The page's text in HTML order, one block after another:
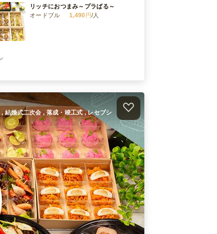
リッチにおつまみ～プラばる～
オードブル
1,490 円/人
ボリュームデルマールケータリング
ケータリング 2,290 /人
ちょこっとおつまみ～ばる～ケータ
リング
ケータリング 1,490円/人
結婚式二次会 , 落成・竣工式 , レセプシ